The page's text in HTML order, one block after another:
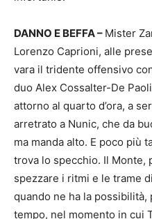
DANNO E BEFFA – Mister
Lorenzo Caprioni, alle
vara il tridente offensivo
duo Alex Cossalter-De
attorno al quarto d’ora, a
arretrato a Nunic, che da
ma manda alto. E poco più
trova lo specchio. Il Monte,
spezzare i ritmi e le trame
quando ne ha la
tempo, nel momento in cui